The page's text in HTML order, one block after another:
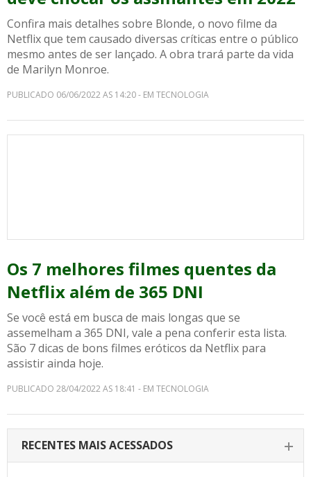
Confira mais detalhes sobre Blonde, o novo filme da
Netflix que tem causado diversas críticas entre o público
mesmo antes de ser lançado. A obra trará parte da vida
de Marilyn Monroe.
PUBLICADO 06/06/2022 AS 14:20 - EM TECNOLOGIA
Os 7 melhores filmes quentes da
Netflix além de 365 DNI
Se você está em busca de mais longas que se
assemelham a 365 DNI, vale a pena conferir esta lista.
São 7 dicas de bons filmes eróticos da Netflix para
assistir ainda hoje.
PUBLICADO 28/04/2022 AS 18:41 - EM TECNOLOGIA
RECENTES MAIS ACESSADOS